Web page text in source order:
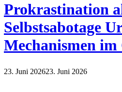
Prokrastination
Selbstsabotage
Mechanismen
23. Juni 202623. Juni 2026